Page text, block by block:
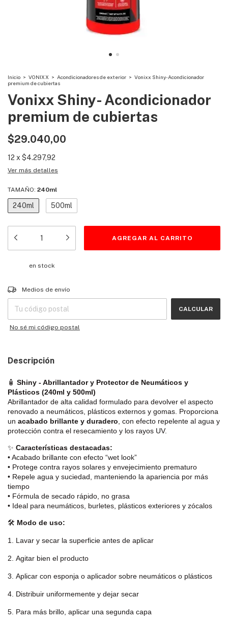
Inicio > VONIXX > Acondicionadores de exterior > Vonixx Shiny- Acondicionador
premium de cubiertas
Vonixx Shiny- Acondicionador
premium de cubiertas
$29.040,00
12 x $4.297,92
Ver más detalles
TAMAÑO: 240ml
240ml 500ml
en stock
Entregas para el CP:
Medios de envío
CALCULAR
No sé mi código postal
Descripción
🧴 Shiny - Abrillantador y Protector de Neumáticos y
Plásticos (240ml y 500ml)
Abrillantador de alta calidad formulado para devolver el aspecto
renovado a neumáticos, plásticos externos y gomas. Proporciona
un acabado brillante y duradero , con efecto repelente al agua y
protección contra el resecamiento y los rayos UV.
✨ Características destacadas:
• Acabado brillante con efecto “wet look”
• Protege contra rayos solares y envejecimiento prematuro
• Repele agua y suciedad, manteniendo la apariencia por más
tiempo
• Fórmula de secado rápido, no grasa
• Ideal para neumáticos, burletes, plásticos exteriores y zócalos
🛠️ Modo de uso:
Lavar y secar la superficie antes de aplicar
Agitar bien el producto
Aplicar con esponja o aplicador sobre neumáticos o plásticos
Distribuir uniformemente y dejar secar
Para más brillo, aplicar una segunda capa